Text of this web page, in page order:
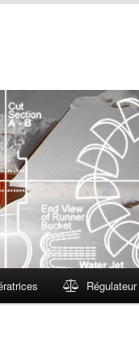
Régulateur